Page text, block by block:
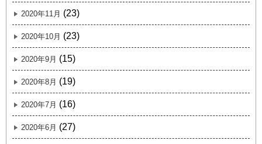
2020年11月 (23)
2020年10月 (23)
2020年9月 (15)
2020年8月 (19)
2020年7月 (16)
2020年6月 (27)